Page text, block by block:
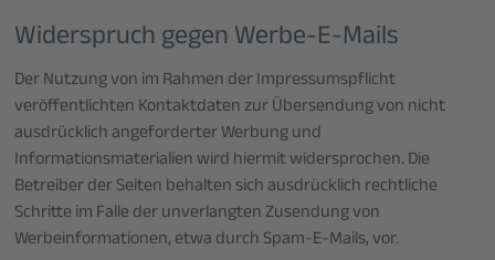
Widerspruch gegen Werbe-E-Mails
Der Nutzung von im Rahmen der Impressumspflicht
veröffentlichten Kontaktdaten zur Übersendung von nicht
ausdrücklich angeforderter Werbung und
Informationsmaterialien wird hiermit widersprochen. Die
Betreiber der Seiten behalten sich ausdrücklich rechtliche
Schritte im Falle der unverlangten Zusendung von
Werbeinformationen, etwa durch Spam-E-Mails, vor.